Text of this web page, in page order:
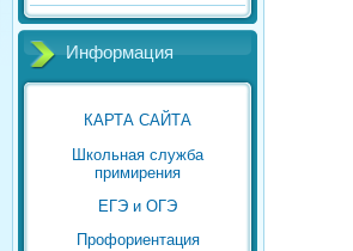
Информация
КАРТА САЙТА
Школьная служба
примирения
ЕГЭ и ОГЭ
Профориентация